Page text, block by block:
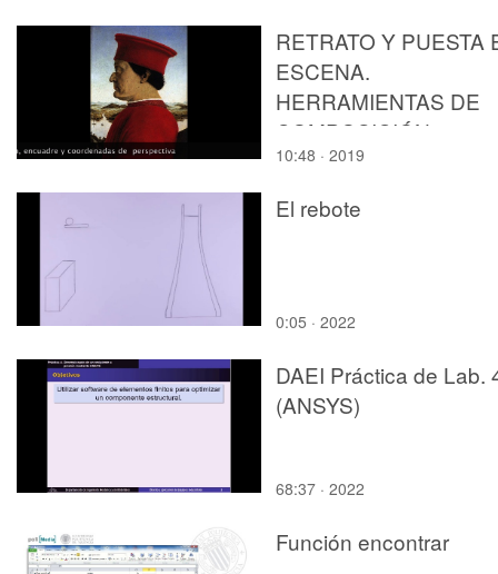
RETRATO Y PUESTA
ESCENA.
HERRAMIENTAS DE
COMPOSICIÓN
10:48 · 2019
El rebote
0:05 · 2022
DAEI Práctica de Lab.
(ANSYS)
68:37 · 2022
Función encontrar